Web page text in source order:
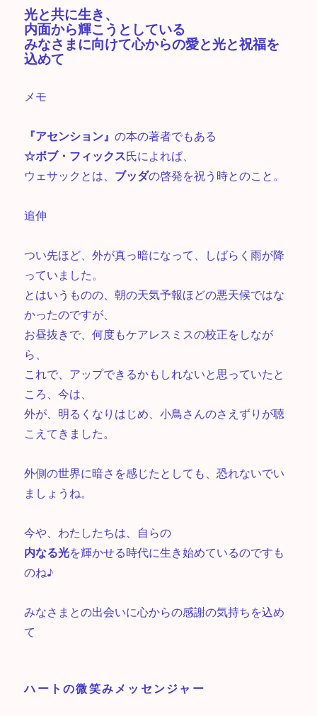
光と共に生き、
内面から輝こうとしている
みなさまに向けて心からの愛と光と祝福を
込めて
メモ
『アセンション』の本の著者でもある
☆ボブ・フィックス氏によれば、
ウェサックとは、 ブッダの啓発を祝う時とのこと。
追伸
つい先ほど、外が真っ暗になって、しばらく雨が降
っていました。
とはいうものの、朝の天気予報ほどの悪天候ではな
かったのですが、
お昼抜きで、何度もケアレスミスの校正をしなが
ら、
これで、アップできるかもしれないと思っていたと
ころ、今は、
外が、明るくなりはじめ、小鳥さんのさえずりが聴
こえてきました。
外側の世界に暗さを感じたとしても、恐れないでい
ましょうね。
今や、わたしたちは、自らの
内なる光を輝かせる時代に生き始めているのですも
のね♪
みなさまとの出会いに心からの感謝の気持ちを込め
て
ハートの微笑みメッセンジャー